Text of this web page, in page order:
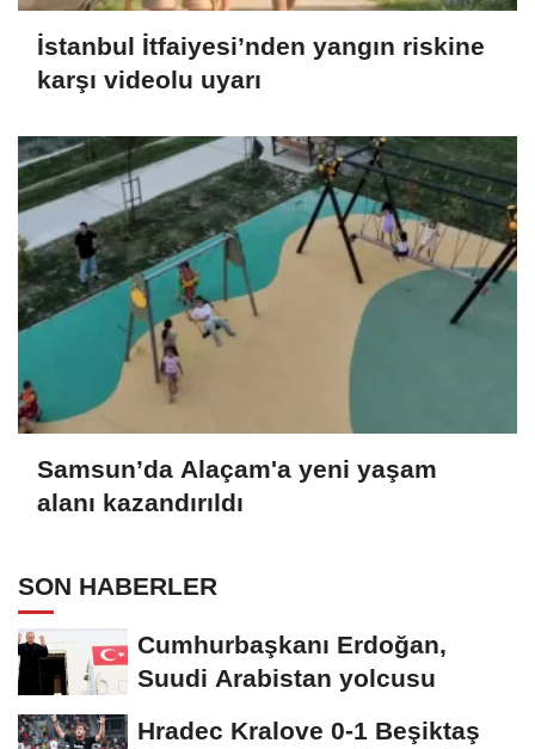
İstanbul İtfaiyesi’nden yangın riskine
karşı videolu uyarı
Samsun’da Alaçam'a yeni yaşam
alanı kazandırıldı
SON HABERLER
Cumhurbaşkanı Erdoğan,
Suudi Arabistan yolcusu
Hradec Kralove 0-1 Beşiktaş